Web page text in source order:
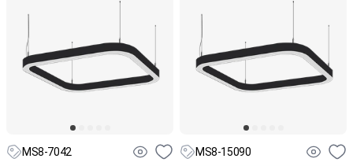
MS8-7042 MS8-15090